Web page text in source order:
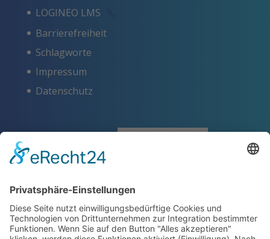
LOGINEO LMS
Barrierefreiheit
Schlagworte
Impressum
Datenschutz
ZERTIFIKATE